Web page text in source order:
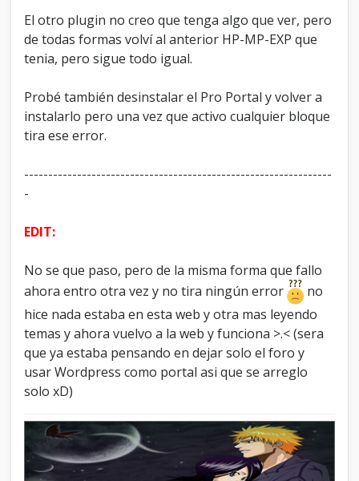
El otro plugin no creo que tenga algo que ver, pero
de todas formas volví al anterior HP-MP-EXP que
tenia, pero sigue todo igual.
Probé también desinstalar el Pro Portal y volver a
instalarlo pero una vez que activo cualquier bloque
tira ese error.
----------------------------------------------------------------
-
EDIT:
No se que paso, pero de la misma forma que fallo
ahora entro otra vez y no tira ningún error
no
hice nada estaba en esta web y otra mas leyendo
temas y ahora vuelvo a la web y funciona >.< (sera
que ya estaba pensando en dejar solo el foro y
usar Wordpress como portal asi que se arreglo
solo xD)